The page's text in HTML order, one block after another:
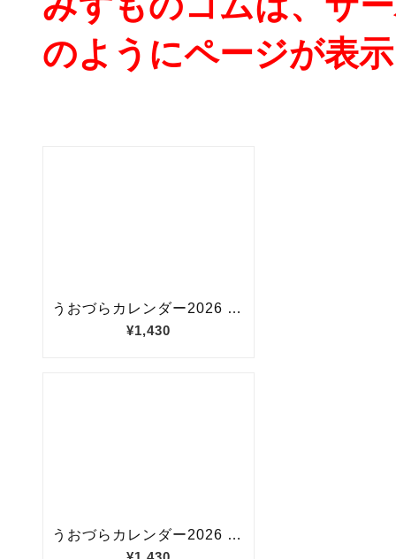
のようにページが表